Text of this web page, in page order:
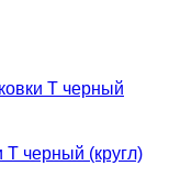
черный (кругл)